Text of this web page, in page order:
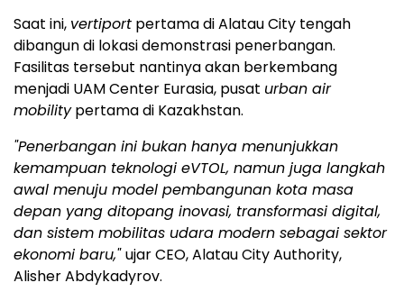
Saat ini, vertiport pertama di Alatau City tengah
dibangun di lokasi demonstrasi penerbangan.
Fasilitas tersebut nantinya akan berkembang
menjadi UAM Center Eurasia, pusat urban air
mobilitypertama di Kazakhstan.
"Penerbangan ini bukan hanya menunjukkan
kemampuan teknologi eVTOL, namun juga langkah
awal menuju model pembangunan kota masa
depan yang ditopang inovasi, transformasi digital,
dan sistem mobilitas udara modern sebagai sektor
ekonomi baru,"ujar CEO, Alatau City Authority,
Alisher Abdykadyrov.